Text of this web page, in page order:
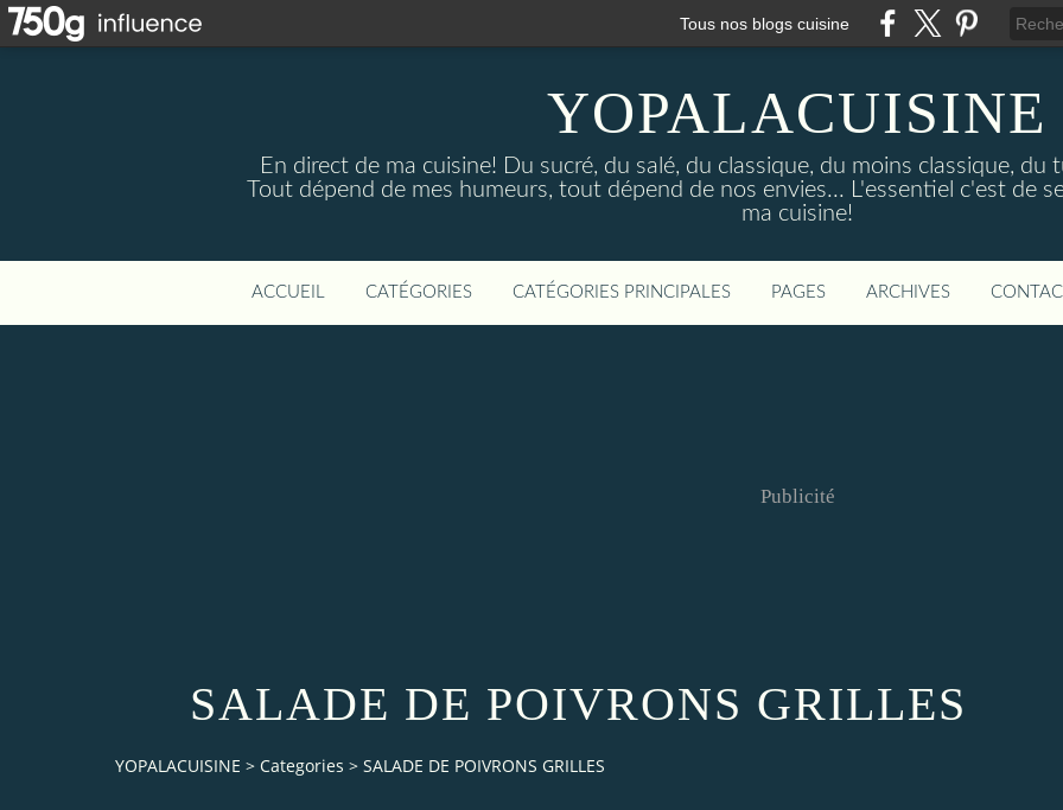
Tous nos blogs cuisine
YOPALACUISINE
En direct de ma cuisine! Du sucré, du salé, du classique, du moins classique, du
Tout dépend de mes humeurs, tout dépend de nos envies... L'essentiel c'est de
ma cuisine!
ACCUEIL CATÉGORIES CATÉGORIES PRINCIPALES PAGES ARCHIVES
Publicité
SALADE DE POIVRONS GRILLES
YOPALACUISINE > Categories > SALADE DE POIVRONS GRILLES